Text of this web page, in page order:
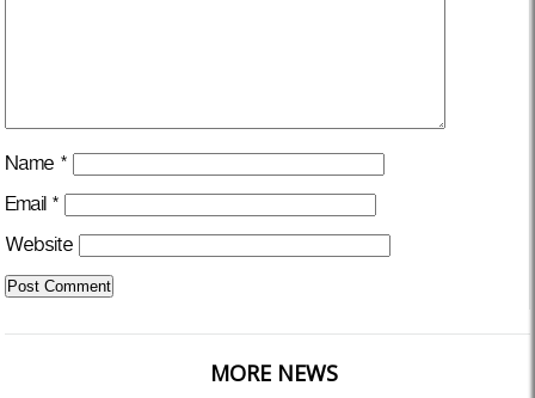
Name *
Email *
Website
MORE NEWS